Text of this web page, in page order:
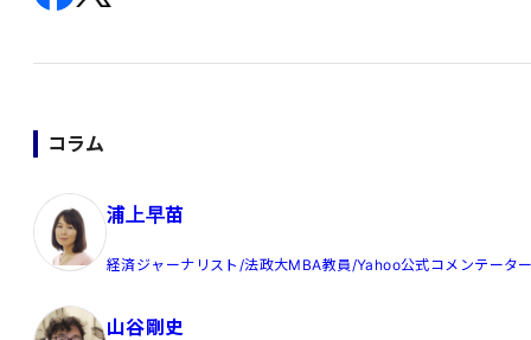
ー
ジ
り
コラム
浦上早苗
経済ジャーナリスト/法政大MBA教員/Yahoo公式コメンテータ
山谷剛史